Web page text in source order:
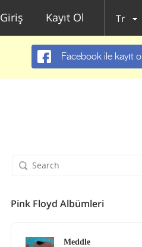
Giriş Kayıt Ol Tr
Facebook ile kayıt ol
Pink Floyd Albümleri
Meddle